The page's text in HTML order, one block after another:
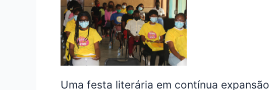
Uma festa literária em contínua expansão